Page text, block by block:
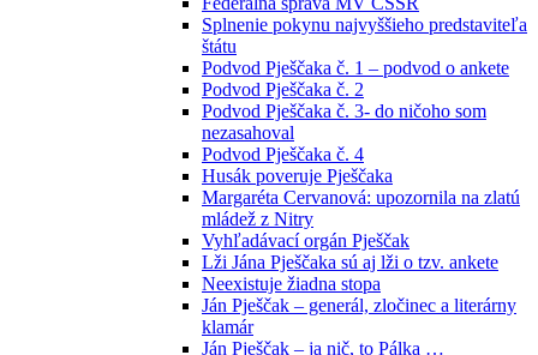
Splnenie pokynu najvyššieho predstaviteľa
štátu
Podvod Pješčaka č. 1 – podvod o ankete
Podvod Pješčaka č. 2
Podvod Pješčaka č. 3- do ničoho som
nezasahoval
Podvod Pješčaka č. 4
Husák poveruje Pješčaka
Margaréta Cervanová: upozornila na zlatú
mládež z Nitry
Vyhľadávací orgán Pješčak
Lži Jána Pješčaka sú aj lži o tzv. ankete
Neexistuje žiadna stopa
Ján Pješčak – generál, zločinec a literárny
klamár
Ján Pješčak – ja nič, to Pálka …